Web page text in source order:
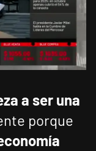
a ser una
porque